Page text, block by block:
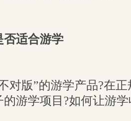
适合游学
版”的游学产品?在正
游学项目?如何让游